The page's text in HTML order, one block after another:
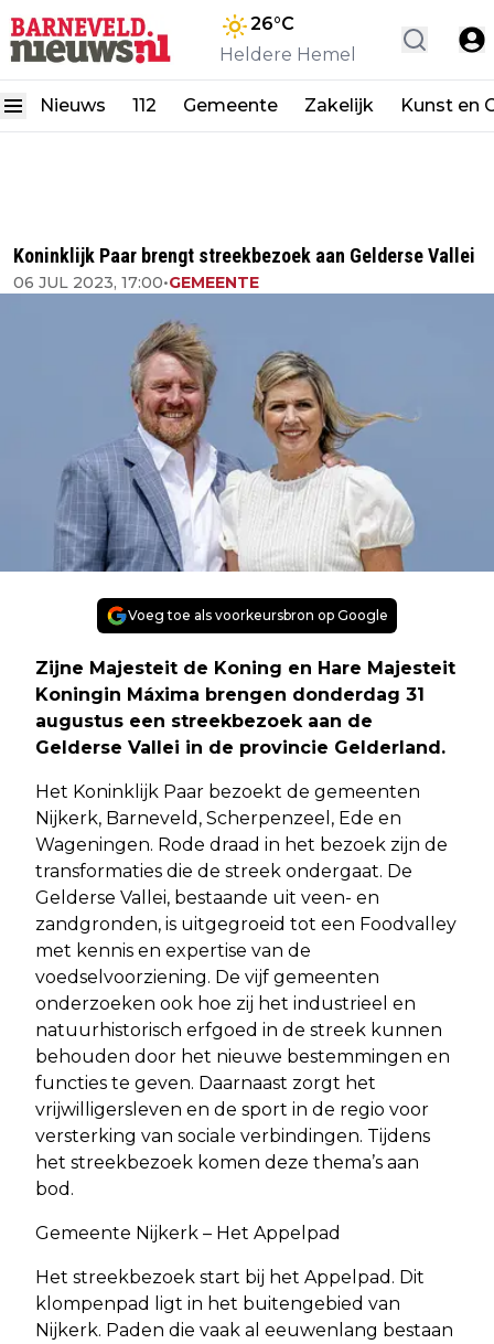
26°C
Heldere Hemel
Nieuws 112 Gemeente Zakelijk Kunst en
Koninklijk Paar brengt streekbezoek aan Gelderse Vallei
06 JUL 2023, 17:00•GEMEENTE
Voeg toe als voorkeursbron op Google
Zijne Majesteit de Koning en Hare Majesteit
Koningin Máxima brengen donderdag 31
augustus een streekbezoek aan de
Gelderse Vallei in de provincie Gelderland.
Het Koninklijk Paar bezoekt de gemeenten
Nijkerk, Barneveld, Scherpenzeel, Ede en
Wageningen. Rode draad in het bezoek zijn de
transformaties die de streek ondergaat. De
Gelderse Vallei, bestaande uit veen- en
zandgronden, is uitgegroeid tot een Foodvalley
met kennis en expertise van de
voedselvoorziening. De vijf gemeenten
onderzoeken ook hoe zij het industrieel en
natuurhistorisch erfgoed in de streek kunnen
behouden door het nieuwe bestemmingen en
functies te geven. Daarnaast zorgt het
vrijwilligersleven en de sport in de regio voor
versterking van sociale verbindingen. Tijdens
het streekbezoek komen deze thema’s aan
bod.
Gemeente Nijkerk – Het Appelpad
Het streekbezoek start bij het Appelpad. Dit
klompenpad ligt in het buitengebied van
Nijkerk. Paden die vaak al eeuwenlang bestaan